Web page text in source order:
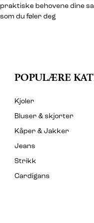
praktiske behovene dine
som du føler deg
POPULÆRE
Kjoler
Bluser & skjorter
Kåper & Jakker
Jeans
Strikk
Cardigans